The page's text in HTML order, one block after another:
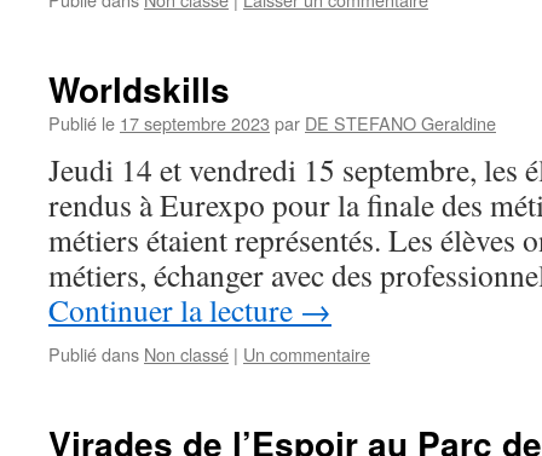
Worldskills
Publié le 17 septembre 2023 par DE STEFANO Geraldine
Jeudi 14 et vendredi 15 septembre, les
rendus à Eurexpo pour la finale des
métiers étaient représentés. Les élèves
métiers, échanger avec des
Continuer la lecture →
Publié dans Non classé | Un commentaire
Virades de l’Espoir au Parc